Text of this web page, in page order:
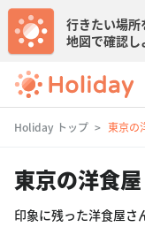
行きたい場所
地図で確認し
Holiday トップ 東京の
東京の洋食屋
印象に残った洋食屋さ